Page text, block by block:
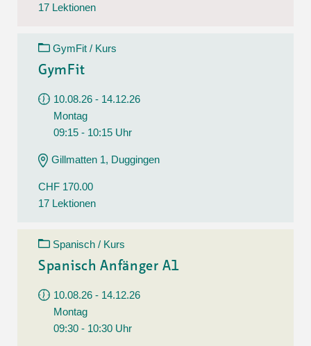
17 Lektionen
GymFit / Kurs
GymFit
10.08.26 - 14.12.26
Montag
09:15 - 10:15 Uhr
Gillmatten 1, Duggingen
CHF 170.00
17 Lektionen
Spanisch / Kurs
Spanisch Anfänger A1
10.08.26 - 14.12.26
Montag
09:30 - 10:30 Uhr